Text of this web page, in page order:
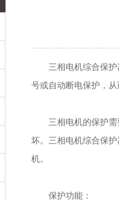
三相电机综合保护器
号或自动断电保护，
三相电机的保护需要
坏。三相电机综合保
机。
保护功能：